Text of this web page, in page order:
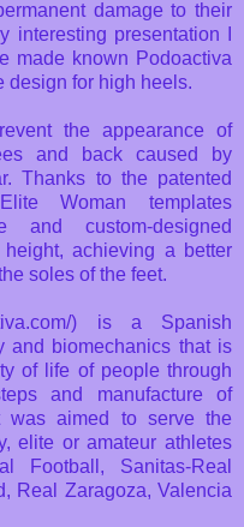
damage to their
interesting presentation
made known Podoactiva
design for high heels.
the appearance of
and back
caused by
.Thanks to the patented
Elite Woman
templates
and
custom-designed
height, achieving a better
soles of the feet.
) is a Spanish
and biomechanics that is
of life of people through
and manufacture of
wasaimed to serve the
elite or amateur athletes
Football , Sanitas-Real
Real Zaragoza,Valencia